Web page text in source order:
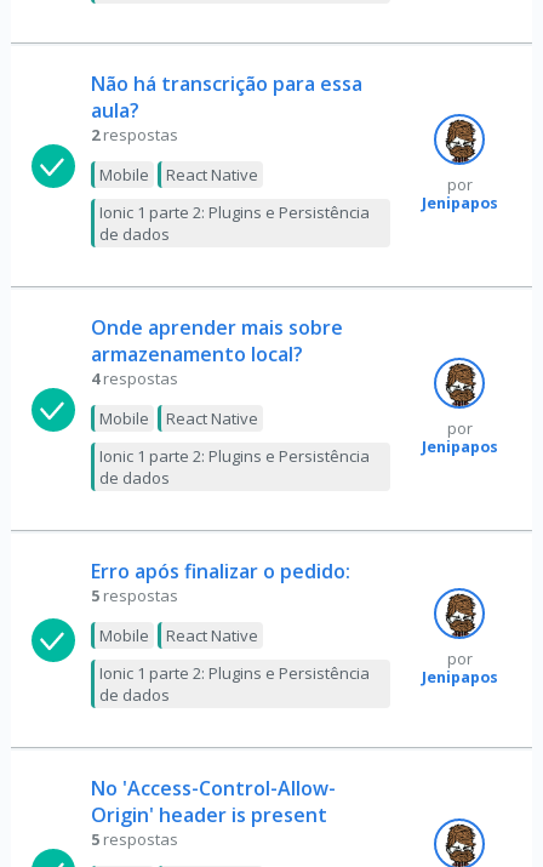
Não há transcrição para essa
aula?
2 respostas
Mobile
React Native
Ionic 1 parte 2: Plugins e Persistência
de dados
por
Jenipapos
Onde aprender mais sobre
armazenamento local?
4 respostas
Mobile
React Native
Ionic 1 parte 2: Plugins e Persistência
de dados
por
Jenipapos
Erro após finalizar o pedido:
5 respostas
Mobile
React Native
Ionic 1 parte 2: Plugins e Persistência
de dados
por
Jenipapos
No 'Access-Control-Allow-
Origin' header is present
5 respostas